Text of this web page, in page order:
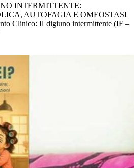
INTERMITTENTE:
AUTOFAGIA E OMEOSTASI
Clinico: Il digiuno intermittente (IF –